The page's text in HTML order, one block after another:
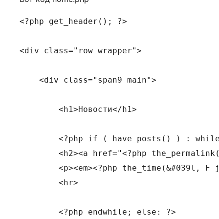
<?php get_header(); ?>
<div class="row wrapper">
    <div class="span9 main">
        <h1>Новости</h1>
<?php if ( have_posts() ) :
<h2><a href="<?php
<p><em><?php the_time(&#039l, F
        <hr>
        <?php endwhile; else: ?>